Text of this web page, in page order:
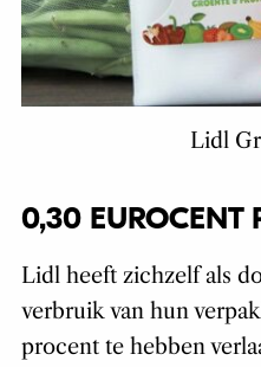
Lidl
0,30 EUROCENT
Lidl heeft zichzelf als
verbruik van hun
procent te hebben